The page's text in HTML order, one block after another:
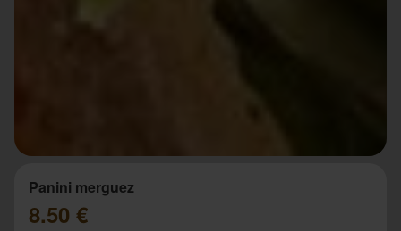
Panini merguez
8.50 €